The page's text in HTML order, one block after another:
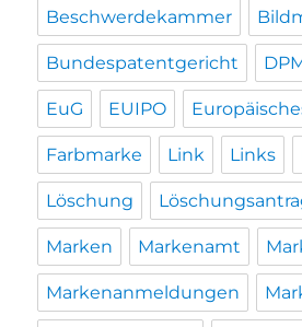
Beschwerdekammer
Bundespatentgericht
EuG EUIPO
Farbmarke Link Links
Löschung
Marken Markenamt
Markenanmeldungen